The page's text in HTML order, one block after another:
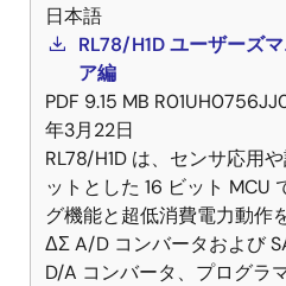
日本語
RL78/H1D ユーザーズ
ア編
PDF 9.15 MB
年3月22日
RL78/H1D は、センサ応用
ットとした 16 ビット MCU
グ機能と超低消費電力動作
ΔΣ A/D コンバータおよび
D/A コンバータ、プログラ